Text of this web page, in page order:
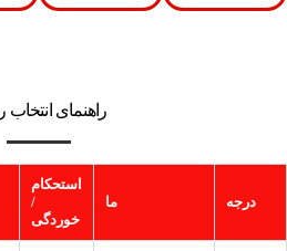
راهنمای انتخاب
درجه ما
استحکام
/
خوردگی